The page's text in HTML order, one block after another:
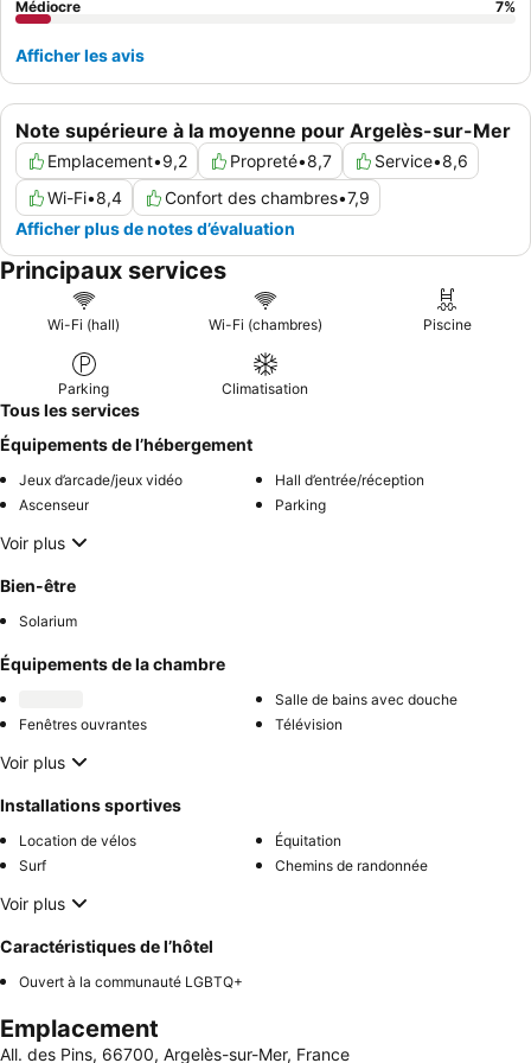
Note supérieure à la moyenne pour Argelès-sur-Mer
Emplacement•9,2 Propreté•8,7 Service•8,6
Wi-Fi•8,4 Confort des chambres•7,9
Afficher plus de notes d’évaluation
Médiocre 7%
Afficher les avis
Principaux services
Wi-Fi (hall) Wi-Fi (chambres) Piscine
Parking Climatisation
Tous les services
Équipements de l’hébergement
Jeux d’arcade/jeux vidéo
Hall d’entrée/réception
Ascenseur
Parking
Voir plus
Bien-être
Solarium
Équipements de la chambre
Salle de bains avec douche
Fenêtres ouvrantes
Télévision
Voir plus
Installations sportives
Location de vélos
Équitation
Surf
Chemins de randonnée
Voir plus
Caractéristiques de l’hôtel
Ouvert à la communauté LGBTQ+
Emplacement
All. des Pins, 66700, Argelès-sur-Mer, France